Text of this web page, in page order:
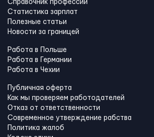
Справочник профессий
Статистика зарплат
Полезные статьи
Новости за границей
Работа в Польше
Работа в Германии
Работа в Чехии
Публичная оферта
Как мы проверяем работодателей
Отказ от ответственности
Современное утверждение рабства
Политика жалоб